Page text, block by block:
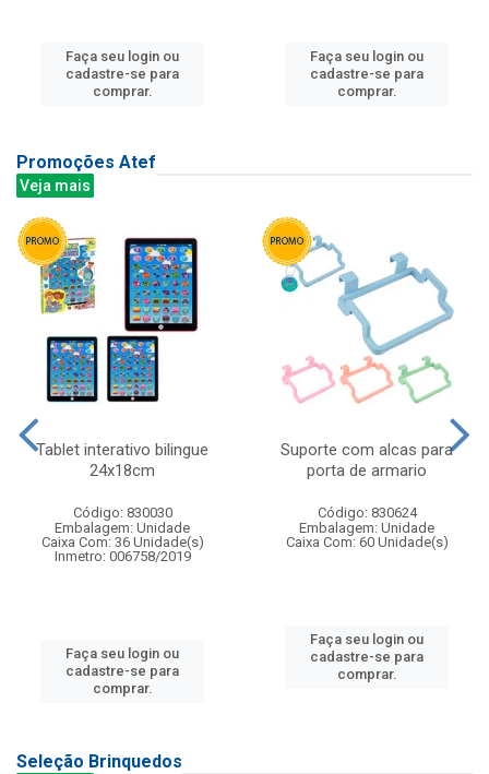
Faça seu login ou
cadastre-se para
comprar.
Faça seu login ou
cadastre-se para
comprar.
Promoções Atef
Veja mais
Tablet interativo bilingue
24x18cm
Código: 830030
Embalagem: Unidade
Caixa Com: 36 Unidade(s)
Inmetro: 006758/2019
Faça seu login ou
cadastre-se para
comprar.
Suporte com alcas para
porta de armario
Código: 830624
Embalagem: Unidade
Caixa Com: 60 Unidade(s)
Faça seu login ou
cadastre-se para
comprar.
Seleção Brinquedos